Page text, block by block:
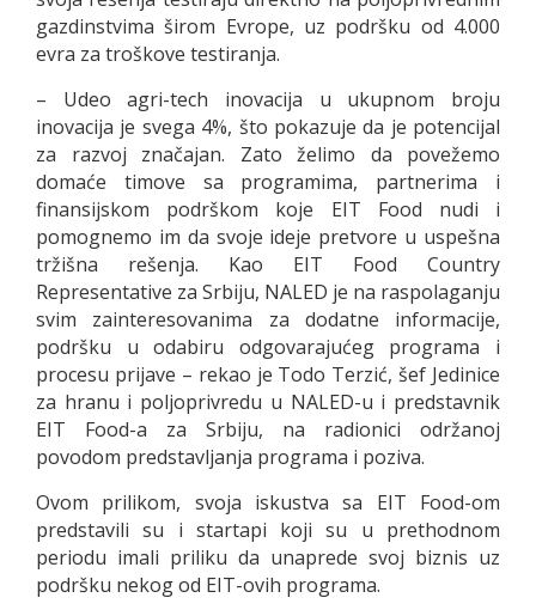
gazdinstvima širom Evrope, uz podršku od 4.000
evra za troškove testiranja.
– Udeo agri-tech inovacija u ukupnom broju
inovacija je svega 4%, što pokazuje da je potencijal
za razvoj značajan. Zato želimo da povežemo
domaće timove sa programima, partnerima i
finansijskom podrškom koje EIT Food nudi i
pomognemo im da svoje ideje pretvore u uspešna
tržišna rešenja. Kao EIT Food Country
Representative za Srbiju, NALED je na raspolaganju
svim zainteresovanima za dodatne informacije,
podršku u odabiru odgovarajućeg programa i
procesu prijave – rekao je Todo Terzić, šef Jedinice
za hranu i poljoprivredu u NALED-u i predstavnik
EIT Food-a za Srbiju, na radionici održanoj
povodom predstavljanja programa i poziva.
Ovom prilikom, svoja iskustva sa EIT Food-om
predstavili su i startapi koji su u prethodnom
periodu imali priliku da unaprede svoj biznis uz
podršku nekog od EIT-ovih programa.